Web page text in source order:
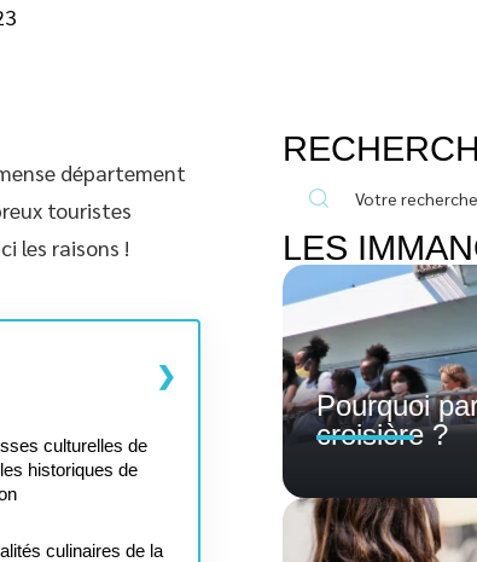
département
touristes
les raisons !
culturelles de
historiques de
culinaires de la
LES
Pourquoi
croisière ?